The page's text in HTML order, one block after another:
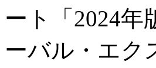
ート「2024
ーバル・エク